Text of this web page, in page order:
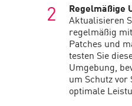
Regelmäßige
Aktualisieren
regelmäßig
Patches und
testen Sie
Umgebung,
um Schutz
optimale